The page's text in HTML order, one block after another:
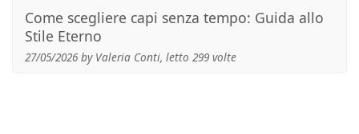
Come scegliere capi senza tempo: Guida allo
Stile Eterno
27/05/2026 by Valeria Conti, letto 299 volte